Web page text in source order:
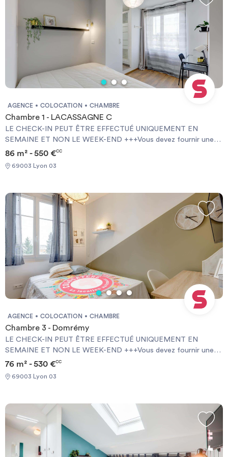
AGENCE COLOCATION CHAMBRE
Chambre 1 - LACASSAGNE C
LE CHECK-IN PEUT ÊTRE EFFECTUÉ UNIQUEMENT EN
SEMAINE ET NON LE WEEK-END +++Vous devez fournir une
Garantie Visale obligatoirement et une assurance habitation+++
[ENG] CHECK-IN CAN ONLY BE DONE ON WEEKDAYS AND
NOT AT WEEKENDS +++You must provide a Visale Guarantee
86 m² - 550 €CC
69003 Lyon 03
AGENCE COLOCATION CHAMBRE
Chambre 3 - Domrémy
LE CHECK-IN PEUT ÊTRE EFFECTUÉ UNIQUEMENT EN
SEMAINE ET NON LE WEEK-END +++Vous devez fournir une
Garantie Visale obligatoirement et une assurance habitation+++
NOT AT WEEKENDS +++You must provide a Visale Guarantee
76 m² - 530 €CC
69003 Lyon 03